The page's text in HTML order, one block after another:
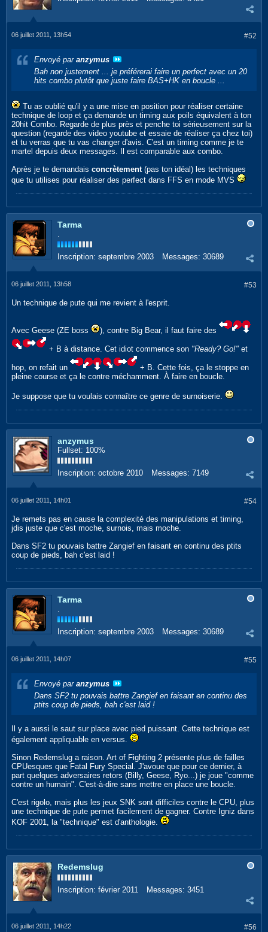
#52
06 juillet 2011, 13h54
Envoyé par anzymus
Bah non justement ... je préférerai faire un perfect avec un 20
hits combo plutôt que juste faire BAS+HK en boucle ...
Tu as oublié qu'il y a une mise en position pour réaliser certaine
technique de loop et ça demande un timing aux poils équivalent à ton
20hit Combo. Regarde de plus près et penche toi sérieusement sur la
question (regarde des video youtube et essaie de réaliser ça chez toi)
et tu verras que tu vas changer d'avis. C'est un timing comme je te
martel depuis deux messages. Il est comparable aux combo.
Après je te demandais concrètement(pas ton idéal) les techniques
que tu utilises pour réaliser des perfect dans FFS en mode MVS
Tarma
.
Inscription: septembre 2003 Messages: 30689
#53
06 juillet 2011, 13h58
Un technique de pute qui me revient à l'esprit.
Avec Geese (ZE boss ), contre Big Bear, il faut faire des
+ B à distance. Cet idiot commence son "Ready? Go!" et
hop, on refait un
+ B. Cette fois, ça le stoppe en
pleine course et ça le contre méchamment. À faire en boucle.
Je suppose que tu voulais connaître ce genre de surnoiserie.
anzymus
Fullset: 100%
Inscription: octobre 2010 Messages: 7149
#54
06 juillet 2011, 14h01
Je remets pas en cause la complexité des manipulations et timing,
jdis juste que c'est moche, surnois, mais moche.
Dans SF2 tu pouvais battre Zangief en faisant en continu des ptits
coup de pieds, bah c'est laid !
Tarma
.
Inscription: septembre 2003 Messages: 30689
#55
06 juillet 2011, 14h07
Envoyé par anzymus
Dans SF2 tu pouvais battre Zangief en faisant en continu des
ptits coup de pieds, bah c'est laid !
Il y a aussi le saut sur place avec pied puissant. Cette technique est
également appliquable en versus.
Sinon Redemslug a raison. Art of Fighting 2 présente plus de failles
CPUesques que Fatal Fury Special. J'avoue que pour ce dernier, à
part quelques adversaires retors (Billy, Geese, Ryo...) je joue "comme
contre un humain". C'est-à-dire sans mettre en place une boucle.
C'est rigolo, mais plus les jeux SNK sont difficiles contre le CPU, plus
une technique de pute permet facilement de gagner. Contre Igniz dans
KOF 2001, la "technique" est d'anthologie.
Redemslug
Inscription: février 2011 Messages: 3451
#56
06 juillet 2011, 14h22